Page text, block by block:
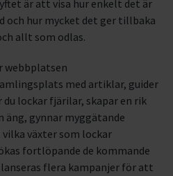
är att visa hur enkelt det är
och hur mycket det ger tillbaka
allt som odlas.
webbplatsen
med artiklar, guider
lockar fjärilar, skapar en rik
äng, gynnar myggätande
växter som lockar
fortlöpande de kommande
flera kampanjer för att